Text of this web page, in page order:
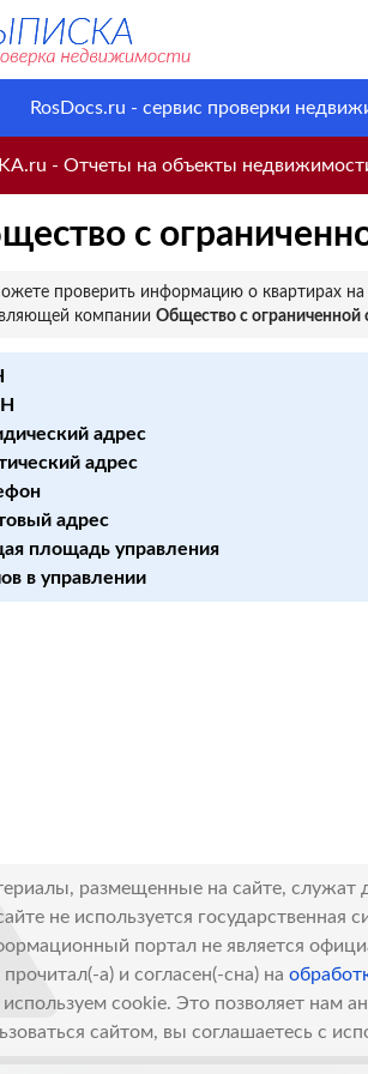
RosDocs.ru - сервис проверки
- Отчеты на объекты
с
проверить информацию о квартирах
компании Общество с ограниченной
адрес
адрес
адрес
площадь управления
в управлении
размещенные на сайте, служат
не используется государственная
портал не является
а) и согласен(-сна) на
cookie. Это позволяет нам
сайтом, вы соглашаетесь с